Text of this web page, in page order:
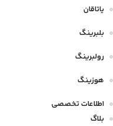
یاتاقان
بلبرینگ
رولبرینگ
هوزینگ
اطلاعات تخصصی
بلاگ